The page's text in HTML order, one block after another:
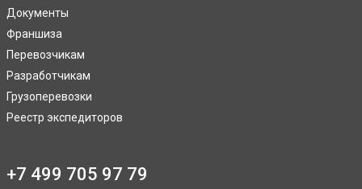
Документы
Франшиза
Перевозчикам
Разработчикам
Грузоперевозки
Реестр экспедиторов
+7 499 705 97 79